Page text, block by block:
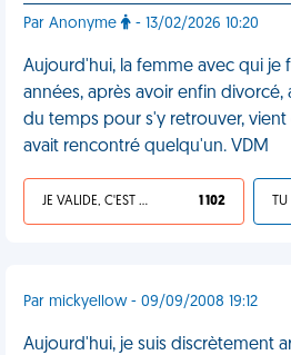
Par Anonyme - 13/02/2026 10:20
Aujourd'hui, la femme avec qui je
années, après avoir enfin
du temps pour s'y retrouver,
avait rencontré quelqu'un. VDM
JE VALIDE, C'EST UNE VDM 1 102
Par mickyellow - 09/09/2008 19:12
Aujourd'hui, je suis discrètement